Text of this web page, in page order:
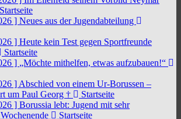
Startseite
] Neues aus der Jugendabteilung
] Heute kein Test gegen Sportfreunde
Startseite
] „Möchte mithelfen, etwas aufzubauen!“
] Abschied von einem Ur-Borussen –
um Paul Georg †
Startseite
] Borussia lebt: Jugend mit sehr
Startseite